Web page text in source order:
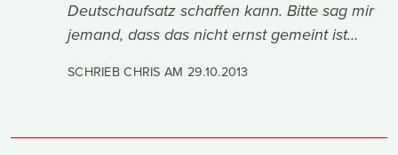
Deutschaufsatz schaffen kann. Bitte sag mir
jemand, dass das nicht ernst gemeint ist…
SCHRIEB CHRIS AM 29.10.2013